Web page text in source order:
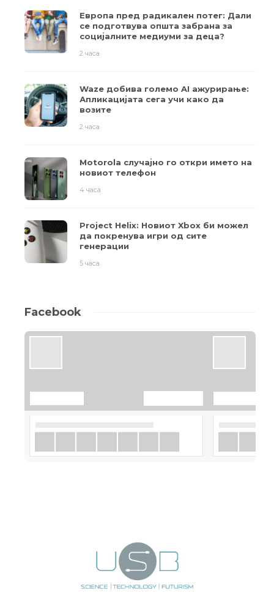
Европа пред радикален потег: Дали
се подготвува општа забрана за
социјалните медиуми за деца?
2 часа
Waze добива големо AI ажурирање:
Апликацијата сега учи како да
возите
2 часа
Motorola случајно го откри името на
новиот телефон
4 часа
Project Helix: Новиот Xbox би можел
да покренува игри од сите
генерации
5 часа
Facebook